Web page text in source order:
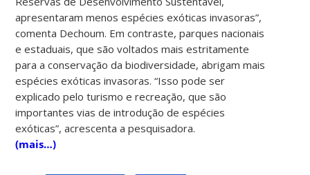
apresentaram menos espécies exóticas invasoras”,
comenta Dechoum. Em contraste, parques nacionais
e estaduais, que são voltados mais estritamente
para a conservação da biodiversidade, abrigam mais
espécies exóticas invasoras. “Isso pode ser
explicado pelo turismo e recreação, que são
importantes vias de introdução de espécies
exóticas”, acrescenta a pesquisadora.
(mais…)